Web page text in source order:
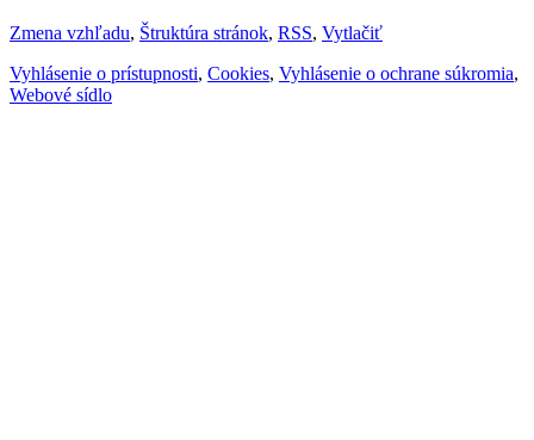
Zmena vzhľadu, Štruktúra stránok, RSS, Vytlačiť
Vyhlásenie o prístupnosti, Cookies, Vyhlásenie o ochrane súkromia,
Webové sídlo